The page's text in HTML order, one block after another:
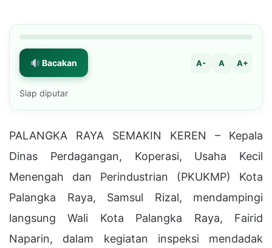
Bacakan A- A A+
Siap diputar
PALANGKA RAYA SEMAKIN KEREN – Kepala
Dinas Perdagangan, Koperasi, Usaha Kecil
Menengah dan Perindustrian (PKUKMP) Kota
Palangka Raya, Samsul Rizal, mendampingi
langsung Wali Kota Palangka Raya, Fairid
Naparin, dalam kegiatan inspeksi mendadak